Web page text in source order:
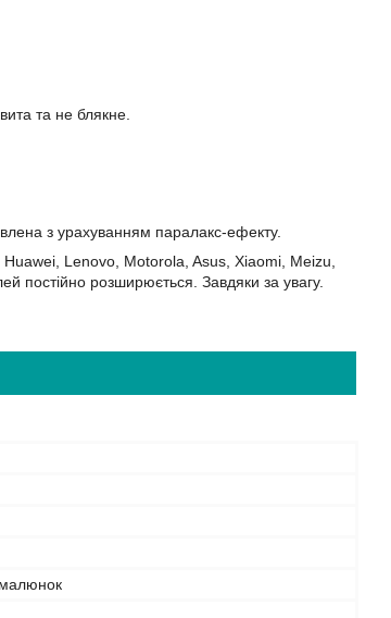
та не блякне.
з урахуванням паралакс-ефекту.
Lenovo, Motorola, Asus, Xiaomi, Meizu,
постійно розширюється. Завдяки за увагу.